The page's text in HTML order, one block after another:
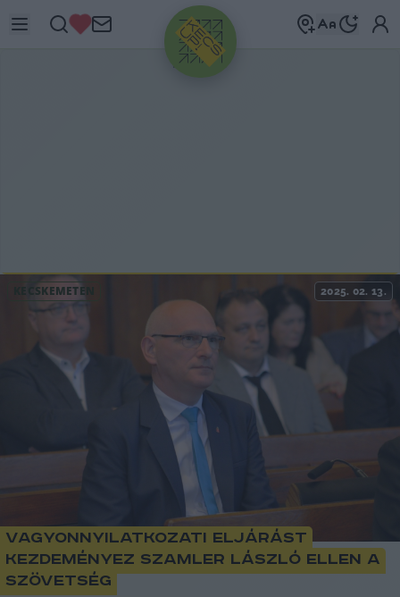
HIRDETÉS
KECSKEMÉTEN 2025. 02. 13.
Vagyonnyilatkozati eljárást
kezdeményez Szamler László ellen a
Szövetség